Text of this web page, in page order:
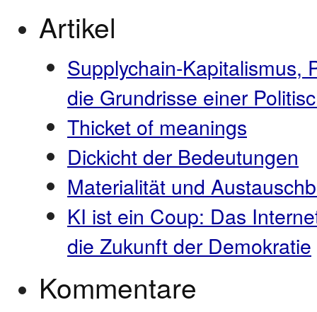
Artikel
Supplychain-Kapitalismus,
die Grundrisse einer
Thicket of meanings
Dickicht der Bedeutungen
Materialität und
KI ist ein Coup: Das
die Zukunft der Demokratie
Kommentare